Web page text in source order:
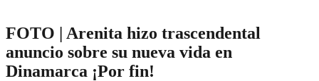
FOTO | Arenita hizo trascendental
anuncio sobre su nueva vida en
Dinamarca ¡Por fin!